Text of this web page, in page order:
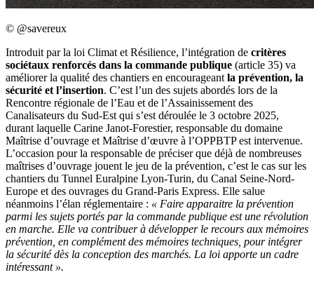
© @savereux
Introduit par la loi Climat et Résilience, l’intégration de critères
sociétaux renforcés dans la commande publique (article 35) va
améliorer la qualité des chantiers en encourageant la prévention, la
sécurité et l’insertion. C’est l’un des sujets abordés lors de la
Rencontre régionale de l’Eau et de l’Assainissement des
Canalisateurs du Sud-Est qui s’est déroulée le 3 octobre 2025,
durant laquelle Carine Janot-Forestier, responsable du domaine
Maîtrise d’ouvrage et Maîtrise d’œuvre à l’OPPBTP est intervenue.
L’occasion pour la responsable de préciser que déjà de nombreuses
maîtrises d’ouvrage jouent le jeu de la prévention, c’est le cas sur les
chantiers du Tunnel Euralpine Lyon-Turin, du Canal Seine-Nord-
Europe et des ouvrages du Grand-Paris Express. Elle salue
néanmoins l’élan réglementaire : « Faire apparaitre la prévention
parmi les sujets portés par la commande publique est une révolution
en marche. Elle va contribuer à développer le recours aux mémoires
prévention, en complément des mémoires techniques, pour intégrer
la sécurité dès la conception des marchés. La loi apporte un cadre
intéressant ».